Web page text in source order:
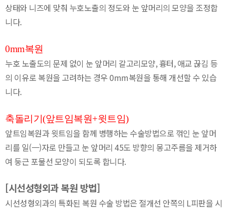
상태와 니즈에 맞춰 누호노출의 정도와 눈 앞머리의 모양을 조정합
니다.
0mm복원
누호 노출도의 문제 없이 눈 앞머리 갈고리모양, 흉터, 애교 끊김 등
의 이유로 복원을 고려하는 경우 0mm복원을 통해 개선할 수 있습
니다.
축돌리기(앞트임복원+윗트임)
앞트임복원과 윗트임을 함께 병행하는 수술방법으로 꺾인 눈 앞머
리를 일(一)자로 만들고 눈 앞머리 45도 방향의 몽고주름을 제거하
여 둥근 포물선 모양이 되도록 합니다.
[시선성형외과 복원 방법]
시선성형외과의 특화된 복원 수술 방법은 절개선 안쪽의 L피판을 시